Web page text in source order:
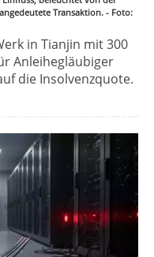
Transaktion. - Foto:
in Tianjin mit 300
Anleihegläubiger
die Insolvenzquote.